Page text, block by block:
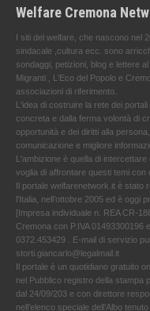
Welfare Cremona
I siti del welfare, che nascono nel
sindacale ,cultura ecc. sono
sondaggi, petizioni, blog e lettere
Migranti , L'Eco del Popolo e
associazioni di riferimento.
L'idea di costruire la rete dei
concreta e dalla ferma volontà di
opportunità e dei diritti alla
comunicazione e migliore
L'ambizione è quella di
voglia di affrontare questi temi con
Il portale welfarenetwork.it è
l'Italia, nell’ottobre 2005 ed è oggi
[Impresa individuale n. REA CR-
Cremona con P.IVA 01493300196
0372.453429 . E-mail di servizio
storti.giancarlo@legalmail.it
Il portale è un quotidiano gratuito
nel Pubblico registro della stampa
dal 24/09/203 e con direttore
nell’elenco speciale dell’Albo